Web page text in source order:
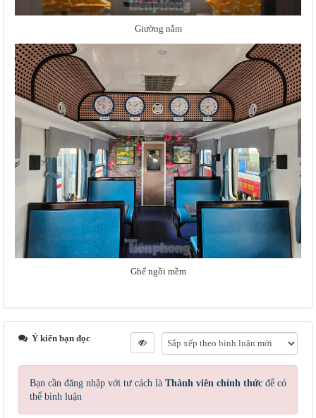
Giường nằm
Ghế ngồi mềm
Ý kiến bạn đọc
Bạn cần đăng nhập với tư cách là Thành viên chính thức để có
thể bình luận